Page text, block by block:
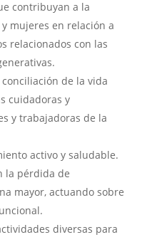
contribuyan a la
mujeres en relación a
relacionados con las
de la vida
cuidadoras y
y trabajadoras de la
activo y saludable.
la pérdida de
mayor, actuando sobre
diversas para